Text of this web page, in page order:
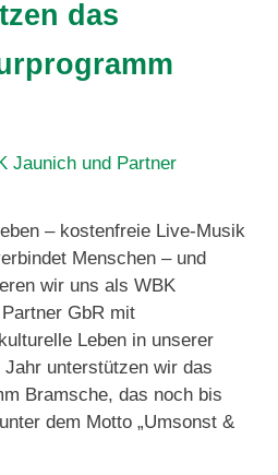
das
Jaunich und Partner
– kostenfreie Live-Musik
Menschen – und
wir uns als WBK
GbR mit
Leben in unserer
unterstützen wir das
Bramsche, das noch bis
dem Motto „Umsonst &